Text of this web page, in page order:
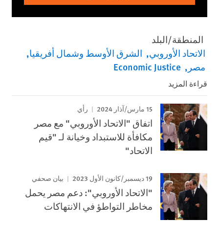
المنطقة/البلد
الاتحاد الأوروبي الشرق الأوسط وشمال أفريقيا
مصر
Economic Justice
قراءة المزيد
15 مارس/آذار 2024 رأي
اتفاق "الاتحاد الأوروبي" مع مصر
مكافأة للاستبداد وخيانة لـ "قيم
الاتحاد"
19 ديسمبر/كانون الأول 2023 بيان صحفي
"الاتحاد الأوروبي": دعم مصر يحمل
مخاطر التواطؤ في الانتهاكات